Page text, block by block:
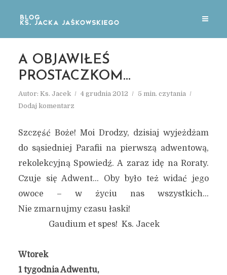
A OBJAWIŁEŚ
PROSTACZKOM…
Autor: Ks. Jacek 4 grudnia 2012
5 min. czytania
Dodaj komentarz
Szczęść Boże! Moi Drodzy, dzisiaj wyjeżdżam
do sąsiedniej Parafii na pierwszą adwentową,
rekolekcyjną Spowiedź. A zaraz idę na Roraty.
Czuje się Adwent… Oby było też widać jego
owoce – w życiu nas wszystkich…
Nie zmarnujmy czasu łaski!
Gaudium et spes! Ks. Jacek
Wtorek
1 tygodnia Adwentu,